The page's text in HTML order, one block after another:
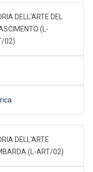
DELL'ARTE DEL
(L-
02)
DELL'ARTE
(L-ART/02)